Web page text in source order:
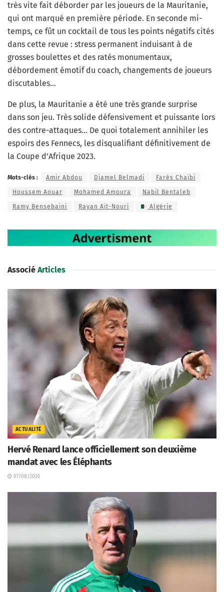
très vite fait déborder par les joueurs de la Mauritanie,
qui ont marqué en première période. En seconde mi-
temps, ce fût un cocktail de tous les points négatifs cités
dans cette revue : stress permanent induisant à de
grosses boulettes et des ratés monumentaux,
débordement émotif du coach, changements de joueurs
discutables…
De plus, la Mauritanie a été une très grande surprise
dans son jeu. Très solide défensivement et puissante lors
des contre-attaques… De quoi totalement annihiler les
espoirs des Fennecs, les disqualifiant définitivement de
la Coupe d’Afrique 2023.
Mots-clés : Amir Abdou Djamel Belmadi Farés Chaïbi
Houssem Aouar Mohamed Amoura Nabil Bentaleb
Ramy Bensebaïni Rayan Aït-Nouri Algérie
Associé Articles
ACTUALITÉ
Hervé Renard lance officiellement son deuxième
mandat avec les Éléphants
07/08/2026